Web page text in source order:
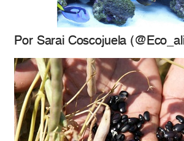
Por Sarai Coscojuela